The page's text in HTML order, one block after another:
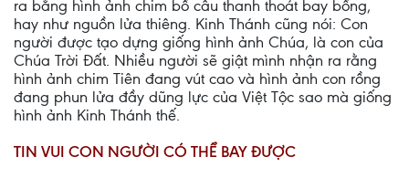
ra bằng hình ảnh chim bồ câu thanh thoát bay bổng,
hay như nguồn lửa thiêng. Kinh Thánh cũng nói: Con
người được tạo dựng giống hình ảnh Chúa, là con của
Chúa Trời Đất. Nhiều người sẽ giật mình nhận ra rằng
hình ảnh chim Tiên đang vút cao và hình ảnh con rồng
đang phun lửa đầy dũng lực của Việt Tộc sao mà giống
hình ảnh Kinh Thánh thế.
TIN VUI CON NGƯỜI CÓ THỂ BAY ĐƯỢC